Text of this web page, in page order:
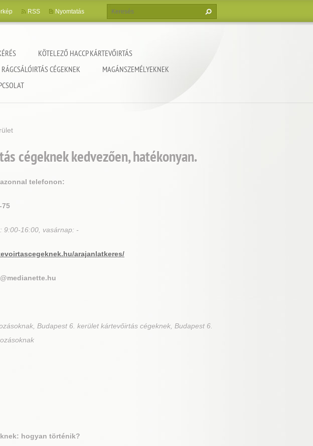
KÖTELEZŐ HACCP KÁRTEVŐIRTÁS
RÁGCSÁLÓIRTÁS CÉGEKNEK
MAGÁNSZEMÉLYEKNEK
RSS Nyomtatás
cégeknek kedvezően, hatékonyan.
telefonon:
75
9:00-16:00, vasárnap: -
arajanlatkeres/
Budapest 6. kerület kártevőirtás cégeknek, Budapest 6.
hogyan történik?